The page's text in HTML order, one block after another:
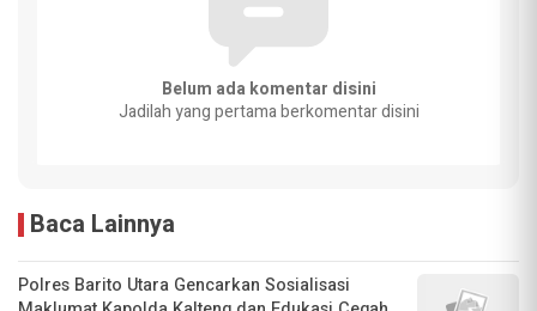
Belum ada komentar disini
Jadilah yang pertama berkomentar disini
Baca Lainnya
Polres Barito Utara Gencarkan Sosialisasi